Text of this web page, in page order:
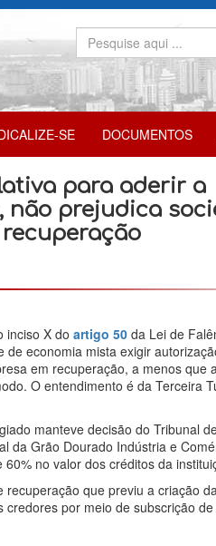
SE DOCUMENTOS
para aderir a
não prejudica
inciso X do artigo 50 da Lei de
economia mista exigir
em recuperação, a menos que
O entendimento é da Terceira
manteve decisão do Tribunal
da Grão Dourado Indústria e
no valor dos créditos da
que previu a criação
por meio de subscrição